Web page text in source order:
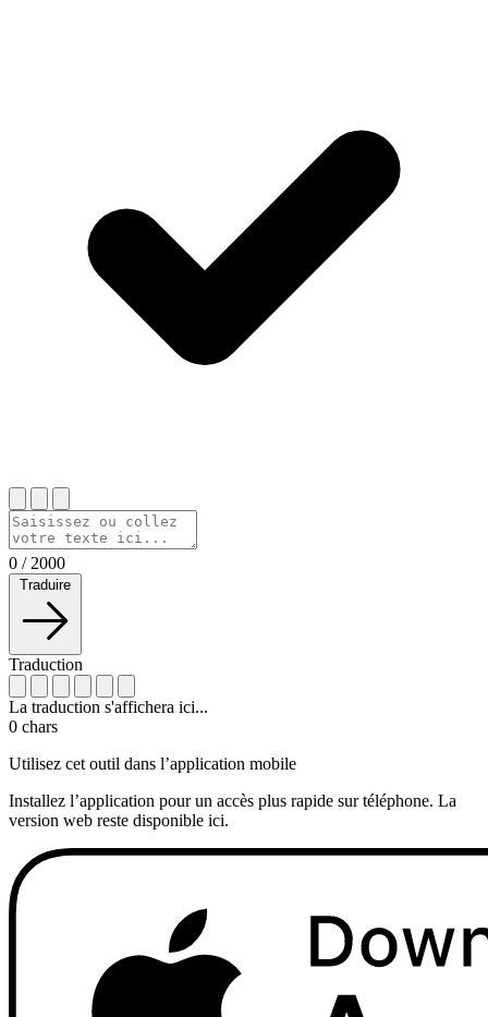
0 / 2000
Traduire
Traduction
La traduction s'affichera ici...
0 chars
Utilisez cet outil dans l’application mobile
Installez l’application pour un accès plus rapide sur téléphone. La
version web reste disponible ici.